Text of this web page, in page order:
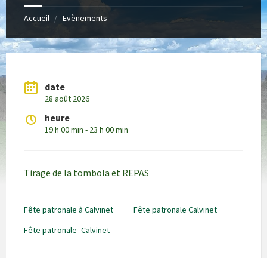
Accueil Evènements
date
28 août 2026
heure
19 h 00 min - 23 h 00 min
Tirage de la tombola et REPAS
Fête patronale à Calvinet
Fête patronale Calvinet
Fête patronale -Calvinet